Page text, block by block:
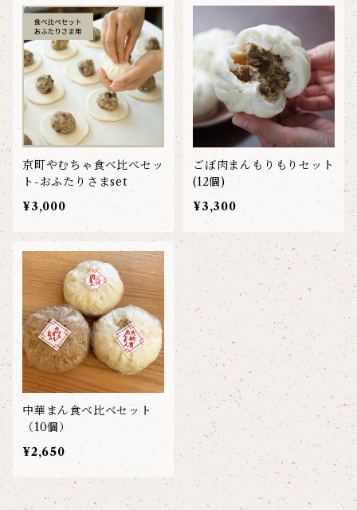
京町やむちゃ食べ比べセッ
ト-おふたりさまset
¥3,000
ごぼ肉まんもりもりセット
(12個)
¥3,300
中華まん食べ比べセット
（10個）
¥2,650